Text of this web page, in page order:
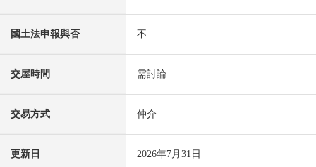
國土法申報與否 不
交屋時間 需討論
交易方式 仲介
更新日 2026年7月31日